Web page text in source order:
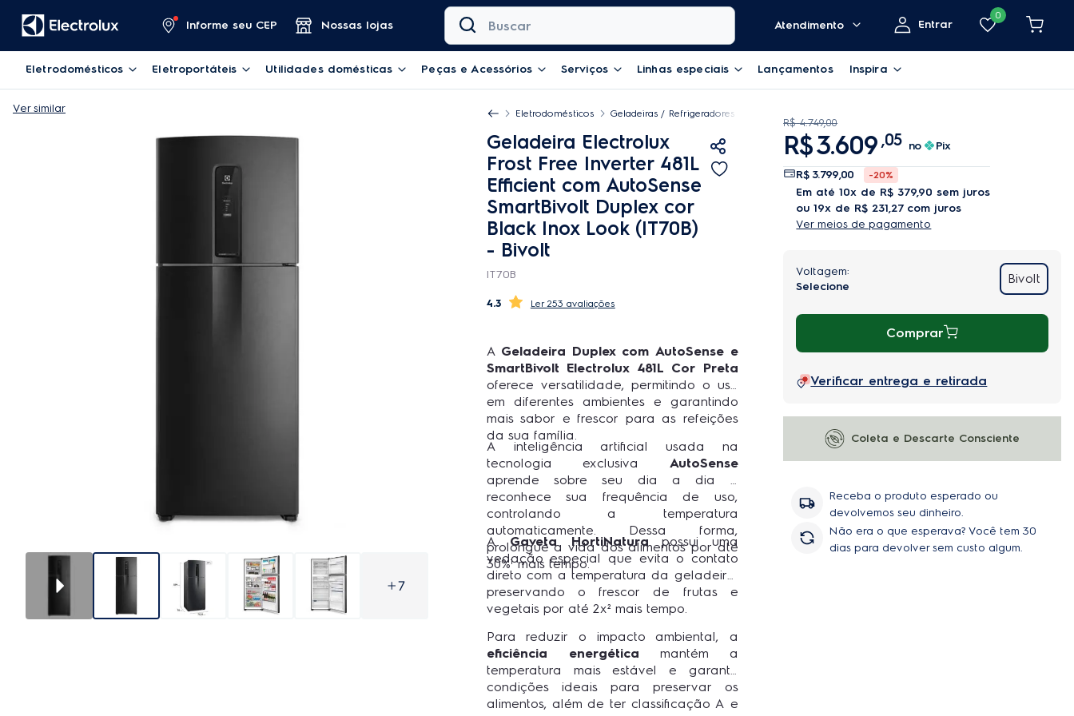
Informe seu CEP Nossas lojas
Buscar
Atendimento
Entrar
0
Eletrodomésticos Eletroportáteis Utilidades domésticas Peças e Acessórios Serviços Linhas especiais Lançamentos Inspira
Ver similar
7
Eletrodomésticos Geladeiras / Refrigeradores
Geladeira Electrolux
Frost Free Inverter 481L
Efficient com AutoSense
SmartBivolt Duplex cor
Black Inox Look (IT70B)
- Bivolt
IT70B
4.3 253 avaliações
A Geladeira Duplex com AutoSense e
SmartBivolt Electrolux 481L Cor Preta
oferece versatilidade, permitindo o uso
em diferentes ambientes e garantindo
mais sabor e frescor para as refeições
da sua família.
A inteligência artificial usada na
tecnologia exclusiva AutoSense
aprende sobre seu dia a dia e
reconhece sua frequência de uso,
controlando a temperatura
automaticamente. Dessa forma,
prolongue a vida dos alimentos por até
30%¹ mais tempo.
AGaveta HortiNaturapossui uma
vedação especial que evita o contato
direto com a temperatura da geladeira,
preservando o frescor de frutas e
vegetais por até 2x² mais tempo.
Para reduzir o impacto ambiental, a
eficiência energética mantém a
temperatura mais estável e garante
condições ideais para preservar os
alimentos, além de ter classificação A e
R$ 4.749,00
R$3.609 ,05 no Pix
R$ 3.799,00 -20%
em até 10x de R$ 379,90 sem juros
ou 19x de R$ 231,27com juros
Ver meios de pagamento
Bivolt
Comprar
Verificar entrega e retirada
Coleta e Descarte Consciente
Receba o produto esperado ou
devolvemos seu dinheiro.
Não era o que esperava? Você tem 30
dias para devolver sem custo algum.